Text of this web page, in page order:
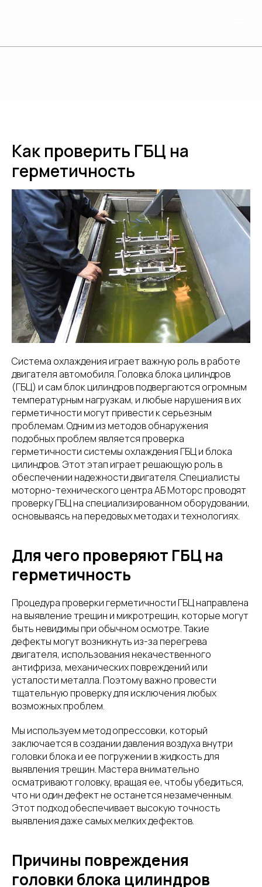
Как проверить ГБЦ на
герметичность
Система охлаждения играет важную роль в работе
двигателя автомобиля. Головка блока цилиндров
(ГБЦ) и сам блок цилиндров подвергаются огромным
температурным нагрузкам, и любые нарушения в их
герметичности могут привести к серьезным
проблемам. Одним из методов обнаружения
подобных проблем является проверка
герметичности системы охлаждения ГБЦ и блока
цилиндров. Этот этап играет решающую роль в
обеспечении надежности двигателя. Специалисты
моторно-технического центра АБ Моторс проводят
проверку ГБЦ на специализированном оборудовании,
основываясь на передовых методах и технологиях.
Для чего проверяют ГБЦ на
герметичность
Процедура проверки герметичности ГБЦ направлена
на выявление трещин и микротрещин, которые могут
быть невидимы при обычном осмотре. Такие
дефекты могут возникнуть из-за перегрева
двигателя, использования некачественного
антифриза, механических повреждений или
усталости металла. Поэтому важно провести
тщательную проверку для исключения любых
возможных проблем.
Мы используем метод опрессовки, который
заключается в создании давления воздуха внутри
головки блока и ее погружении в жидкость для
выявления трещин. Мастера внимательно
осматривают головку, вращая ее, чтобы убедиться,
что ни один дефект не останется незамеченным.
Этот подход обеспечивает высокую точность
выявления даже самых мелких дефектов.
Причины повреждения
головки блока цилиндров